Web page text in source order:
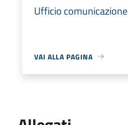
Ufficio comunicazione
VAI ALLA PAGINA